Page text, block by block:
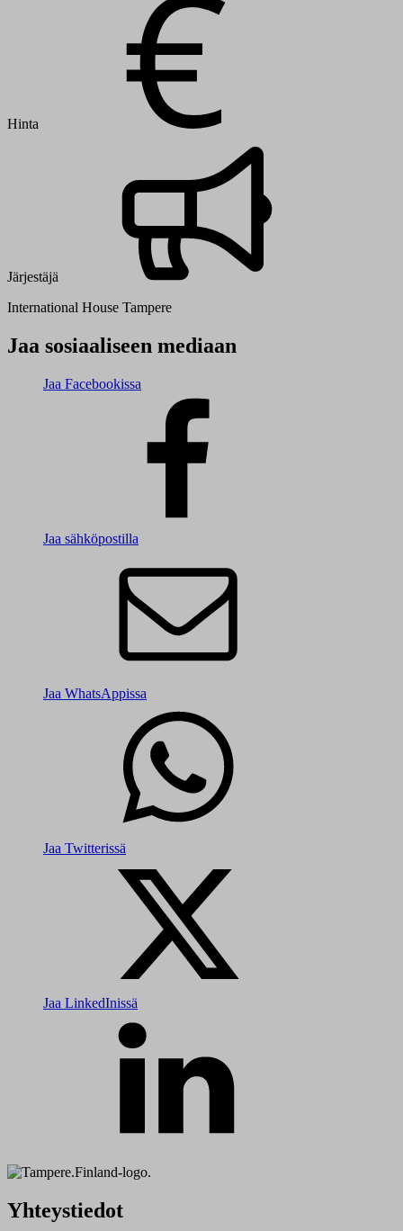
Hinta
Järjestäjä
International House Tampere
Jaa sosiaaliseen mediaan
Jaa Facebookissa
Jaa sähköpostilla
Jaa WhatsAppissa
Jaa Twitterissä
Jaa LinkedInissä
Yhteystiedot